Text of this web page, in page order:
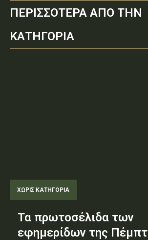
ΠΕΡΙΣΣΟΤΕΡΑ ΑΠΟ ΤΗΝ
ΚΑΤΗΓΟΡΙΑ
ΧΩΡΊΣ ΚΑΤΗΓΟΡΊΑ
Τα πρωτοσέλιδα των
εφημερίδων της